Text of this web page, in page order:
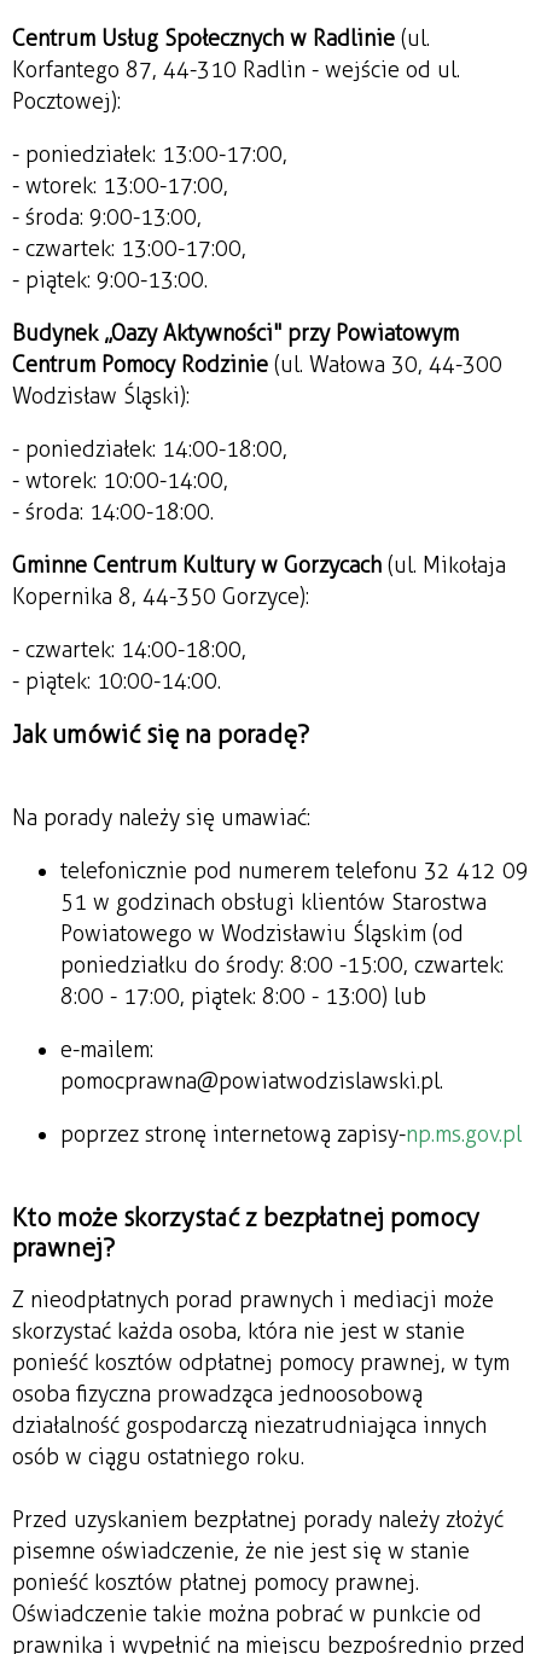
Centrum Usług Społecznych w Radlinie (ul.
Korfantego 87, 44-310 Radlin - wejście od ul.
Pocztowej):
- poniedziałek: 13:00-17:00,
- wtorek: 13:00-17:00,
- środa: 9:00-13:00,
- czwartek: 13:00-17:00,
- piątek: 9:00-13:00.
Budynek „Oazy Aktywności" przy Powiatowym
Centrum Pomocy Rodzinie (ul. Wałowa 30, 44-300
Wodzisław Śląski):
- poniedziałek: 14:00-18:00,
- wtorek: 10:00-14:00,
- środa: 14:00-18:00.
Gminne Centrum Kultury w Gorzycach (ul. Mikołaja
Kopernika 8, 44-350 Gorzyce):
- czwartek: 14:00-18:00,
- piątek: 10:00-14:00.
Jak umówić się na poradę?
Na porady należy się umawiać:
telefonicznie pod numerem telefonu 32 412 09
51 w godzinach obsługi klientów Starostwa
Powiatowego w Wodzisławiu Śląskim (od
poniedziałku do środy: 8:00 -15:00, czwartek:
8:00 - 17:00, piątek: 8:00 - 13:00) lub
e-mailem:
pomocprawna@powiatwodzislawski.pl.
poprzez stronę internetową zapisy-np.ms.gov.pl
Kto może skorzystać z bezpłatnej pomocy
prawnej?
Z nieodpłatnych porad prawnych i mediacji może
skorzystać każda osoba, która nie jest w stanie
ponieść kosztów odpłatnej pomocy prawnej, w tym
osoba fizyczna prowadząca jednoosobową
działalność gospodarczą niezatrudniająca innych
osób w ciągu ostatniego roku.
Przed uzyskaniem bezpłatnej porady należy złożyć
pisemne oświadczenie, że nie jest się w stanie
ponieść kosztów płatnej pomocy prawnej.
Oświadczenie takie można pobrać w punkcie od
prawnika i wypełnić na miejscu bezpośrednio przed